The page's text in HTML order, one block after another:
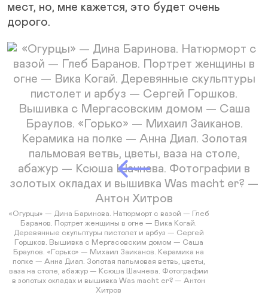
мест, но, мне кажется, это будет очень
дорого.
Next Slide
«Огурцы» — Дина Баринова. Натюрморт с вазой — Глеб
Баранов. Портрет женщины в огне — Вика Когай.
Деревянные скульптуры пистолет и арбуз — Сергей
Горшков. Вышивка с Мергасовским домом — Саша
Браулов. «Горько» — Михаил Заиканов. Керамика на
полке — Анна Диал. Золотая пальмовая ветвь, цветы,
ваза на столе, абажур — Ксюша Шачнева. Фотографии
в золотых окладах и вышивка Was macht er? — Антон
Хитров